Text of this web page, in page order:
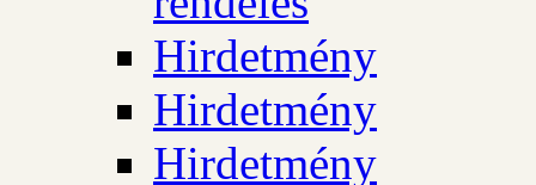
Hirdetmény
Hirdetmény
Hirdetmény